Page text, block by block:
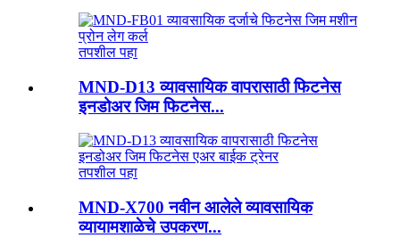
तपशील पहा
MND-D13 व्यावसायिक वापरासाठी फिटनेस
इनडोअर जिम फिटनेस...
तपशील पहा
MND-X700 नवीन आलेले व्यावसायिक
व्यायामशाळेचे उपकरण...